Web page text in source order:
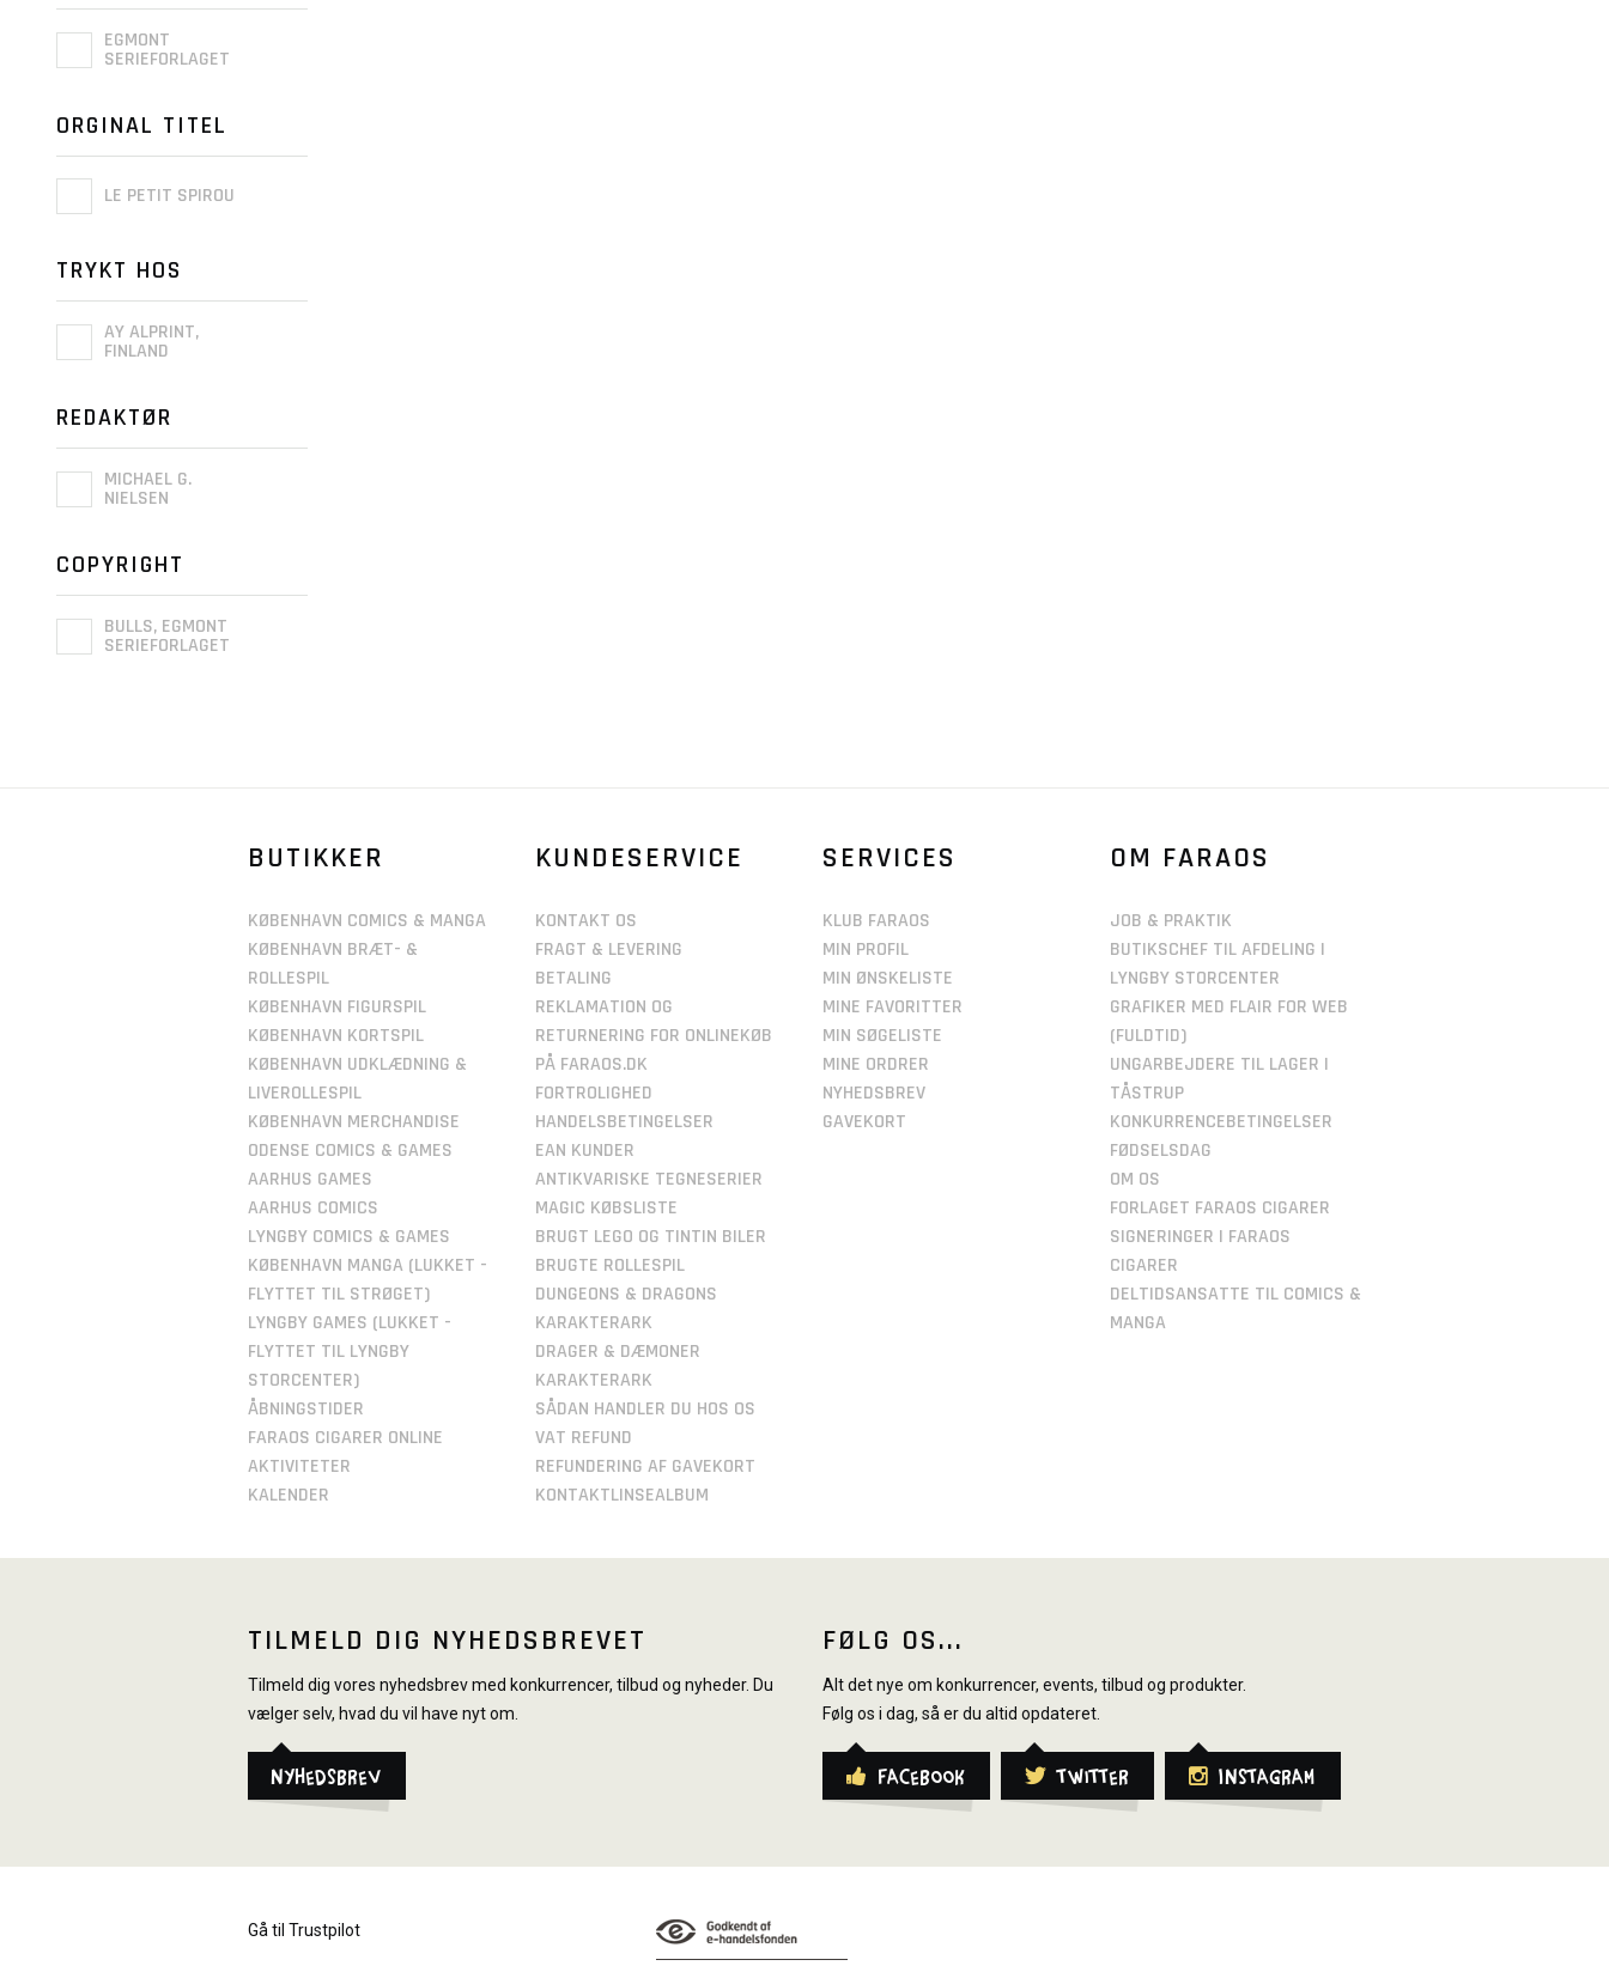
EGMONT
SERIEFORLAGET
ORGINAL TITEL
LE PETIT SPIROU
TRYKT HOS
AY ALPRINT,
FINLAND
REDAKTØR
MICHAEL G.
NIELSEN
COPYRIGHT
BULLS, EGMONT
SERIEFORLAGET
BUTIKKER
KØBENHAVN COMICS & MANGA
KØBENHAVN BRÆT- &
ROLLESPIL
KØBENHAVN FIGURSPIL
KØBENHAVN KORTSPIL
KØBENHAVN UDKLÆDNING &
LIVEROLLESPIL
KØBENHAVN MERCHANDISE
ODENSE COMICS & GAMES
AARHUS GAMES
AARHUS COMICS
LYNGBY COMICS & GAMES
KØBENHAVN MANGA (LUKKET -
FLYTTET TIL STRØGET)
LYNGBY GAMES (LUKKET -
FLYTTET TIL LYNGBY
STORCENTER)
ÅBNINGSTIDER
FARAOS CIGARER ONLINE
AKTIVITETER
KALENDER
KUNDESERVICE
KONTAKT OS
FRAGT & LEVERING
BETALING
REKLAMATION OG
RETURNERING FOR ONLINEKØB
PÅ FARAOS.DK
FORTROLIGHED
HANDELSBETINGELSER
EAN KUNDER
ANTIKVARISKE TEGNESERIER
MAGIC KØBSLISTE
BRUGT LEGO OG TINTIN BILER
BRUGTE ROLLESPIL
DUNGEONS & DRAGONS
KARAKTERARK
DRAGER & DÆMONER
KARAKTERARK
SÅDAN HANDLER DU HOS OS
VAT REFUND
REFUNDERING AF GAVEKORT
KONTAKTLINSEALBUM
SERVICES
KLUB FARAOS
MIN PROFIL
MIN ØNSKELISTE
MINE FAVORITTER
MIN SØGELISTE
MINE ORDRER
NYHEDSBREV
GAVEKORT
OM FARAOS
JOB & PRAKTIK
BUTIKSCHEF TIL AFDELING I
LYNGBY STORCENTER
GRAFIKER MED FLAIR FOR WEB
(FULDTID)
UNGARBEJDERE TIL LAGER I
TÅSTRUP
KONKURRENCEBETINGELSER
FØDSELSDAG
OM OS
FORLAGET FARAOS CIGARER
SIGNERINGER I FARAOS
CIGARER
DELTIDSANSATTE TIL COMICS &
MANGA
TILMELD DIG NYHEDSBREVET
Tilmeld dig vores nyhedsbrev med konkurrencer, tilbud og nyheder. Du
vælger selv, hvad du vil have nyt om.
Nyhedsbrev
FØLG OS...
Alt det nye om konkurrencer, events, tilbud og produkter.
Følg os i dag, så er du altid opdateret.
Facebook Twitter Instagram
Gå til Trustpilot